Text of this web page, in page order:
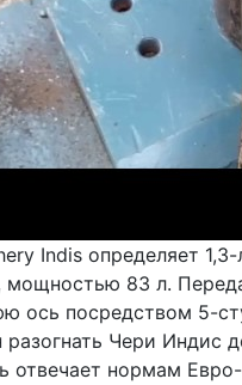
Indis определяет
мощностью 83 л.
ось посредством 5-
Чери Индис
отвечает нормам